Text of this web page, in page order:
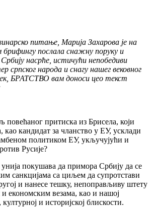
питање, Марија Захарова је на
послала снажну поруку и
насрће, истичући непобедиви
српског народа и снагу нашег вековног
БРАТСТВО вам доноси цео текст
повећаног притиска из Брисела, који
као кандидат за чланство у ЕУ, усклади
политиком ЕУ, укључујући и
Русије?
покушава да примора Србију да се
санкцијама са циљем да супротстави
и нанесе тешку, непоправљиву штету
економским везама, као и нашој
и историјској блискости.